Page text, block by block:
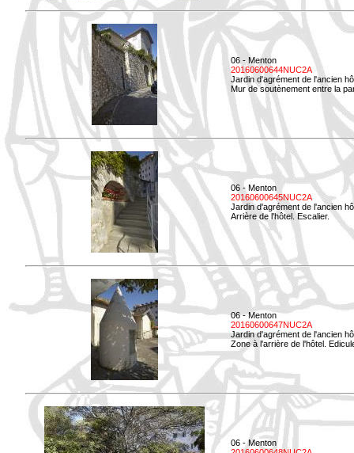
06 - Menton
20160600644NUC2A
Jardin d'agrément de l'ancien
Mur de soutènement entre la
06 - Menton
20160600645NUC2A
Jardin d'agrément de l'ancien
Arrière de l'hôtel. Escalier.
06 - Menton
20160600647NUC2A
Jardin d'agrément de l'ancien
Zone à l'arrière de l'hôtel.
06 - Menton